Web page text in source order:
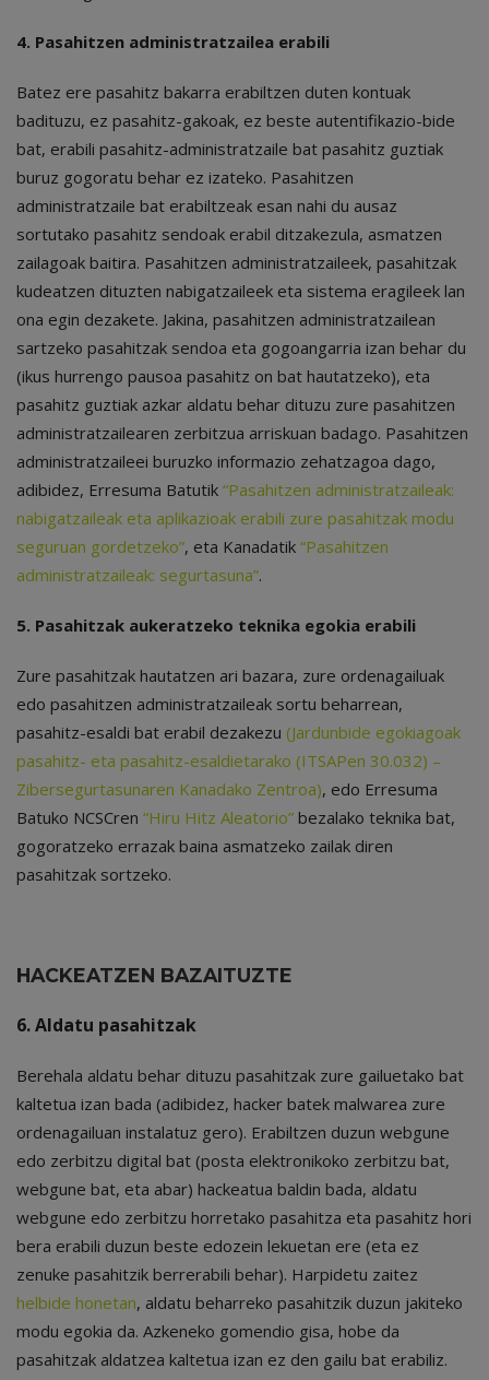
4. Pasahitzen administratzailea erabili
Batez ere pasahitz bakarra erabiltzen duten kontuak
badituzu, ez pasahitz-gakoak, ez beste autentifikazio-bide
bat, erabili pasahitz-administratzaile bat pasahitz guztiak
buruz gogoratu behar ez izateko. Pasahitzen
administratzaile bat erabiltzeak esan nahi du ausaz
sortutako pasahitz sendoak erabil ditzakezula, asmatzen
zailagoak baitira. Pasahitzen administratzaileek, pasahitzak
kudeatzen dituzten nabigatzaileek eta sistema eragileek lan
ona egin dezakete. Jakina, pasahitzen administratzailean
sartzeko pasahitzak sendoa eta gogoangarria izan behar du
(ikus hurrengo pausoa pasahitz on bat hautatzeko), eta
pasahitz guztiak azkar aldatu behar dituzu zure pasahitzen
administratzailearen zerbitzua arriskuan badago. Pasahitzen
administratzaileei buruzko informazio zehatzagoa dago,
adibidez, Erresuma Batutik “Pasahitzen administratzaileak:
nabigatzaileak eta aplikazioak erabili zure pasahitzak modu
seguruan gordetzeko”, eta Kanadatik “Pasahitzen
administratzaileak: segurtasuna”.
5. Pasahitzak aukeratzeko teknika egokia erabili
Zure pasahitzak hautatzen ari bazara, zure ordenagailuak
edo pasahitzen administratzaileak sortu beharrean,
pasahitz-esaldi bat erabil dezakezu (Jardunbide egokiagoak
pasahitz- eta pasahitz-esaldietarako (ITSAPen 30.032) –
Zibersegurtasunaren Kanadako Zentroa), edo Erresuma
Batuko NCSCren “Hiru Hitz Aleatorio” bezalako teknika bat,
gogoratzeko errazak baina asmatzeko zailak diren
pasahitzak sortzeko.
HACKEATZEN BAZAITUZTE
6. Aldatu pasahitzak
Berehala aldatu behar dituzu pasahitzak zure gailuetako bat
kaltetua izan bada (adibidez, hacker batek malwarea zure
ordenagailuan instalatuz gero). Erabiltzen duzun webgune
edo zerbitzu digital bat (posta elektronikoko zerbitzu bat,
webgune bat, eta abar) hackeatua baldin bada, aldatu
webgune edo zerbitzu horretako pasahitza eta pasahitz hori
bera erabili duzun beste edozein lekuetan ere (eta ez
zenuke pasahitzik berrerabili behar). Harpidetu zaitez
helbide honetan, aldatu beharreko pasahitzik duzun jakiteko
modu egokia da. Azkeneko gomendio gisa, hobe da
pasahitzak aldatzea kaltetua izan ez den gailu bat erabiliz.